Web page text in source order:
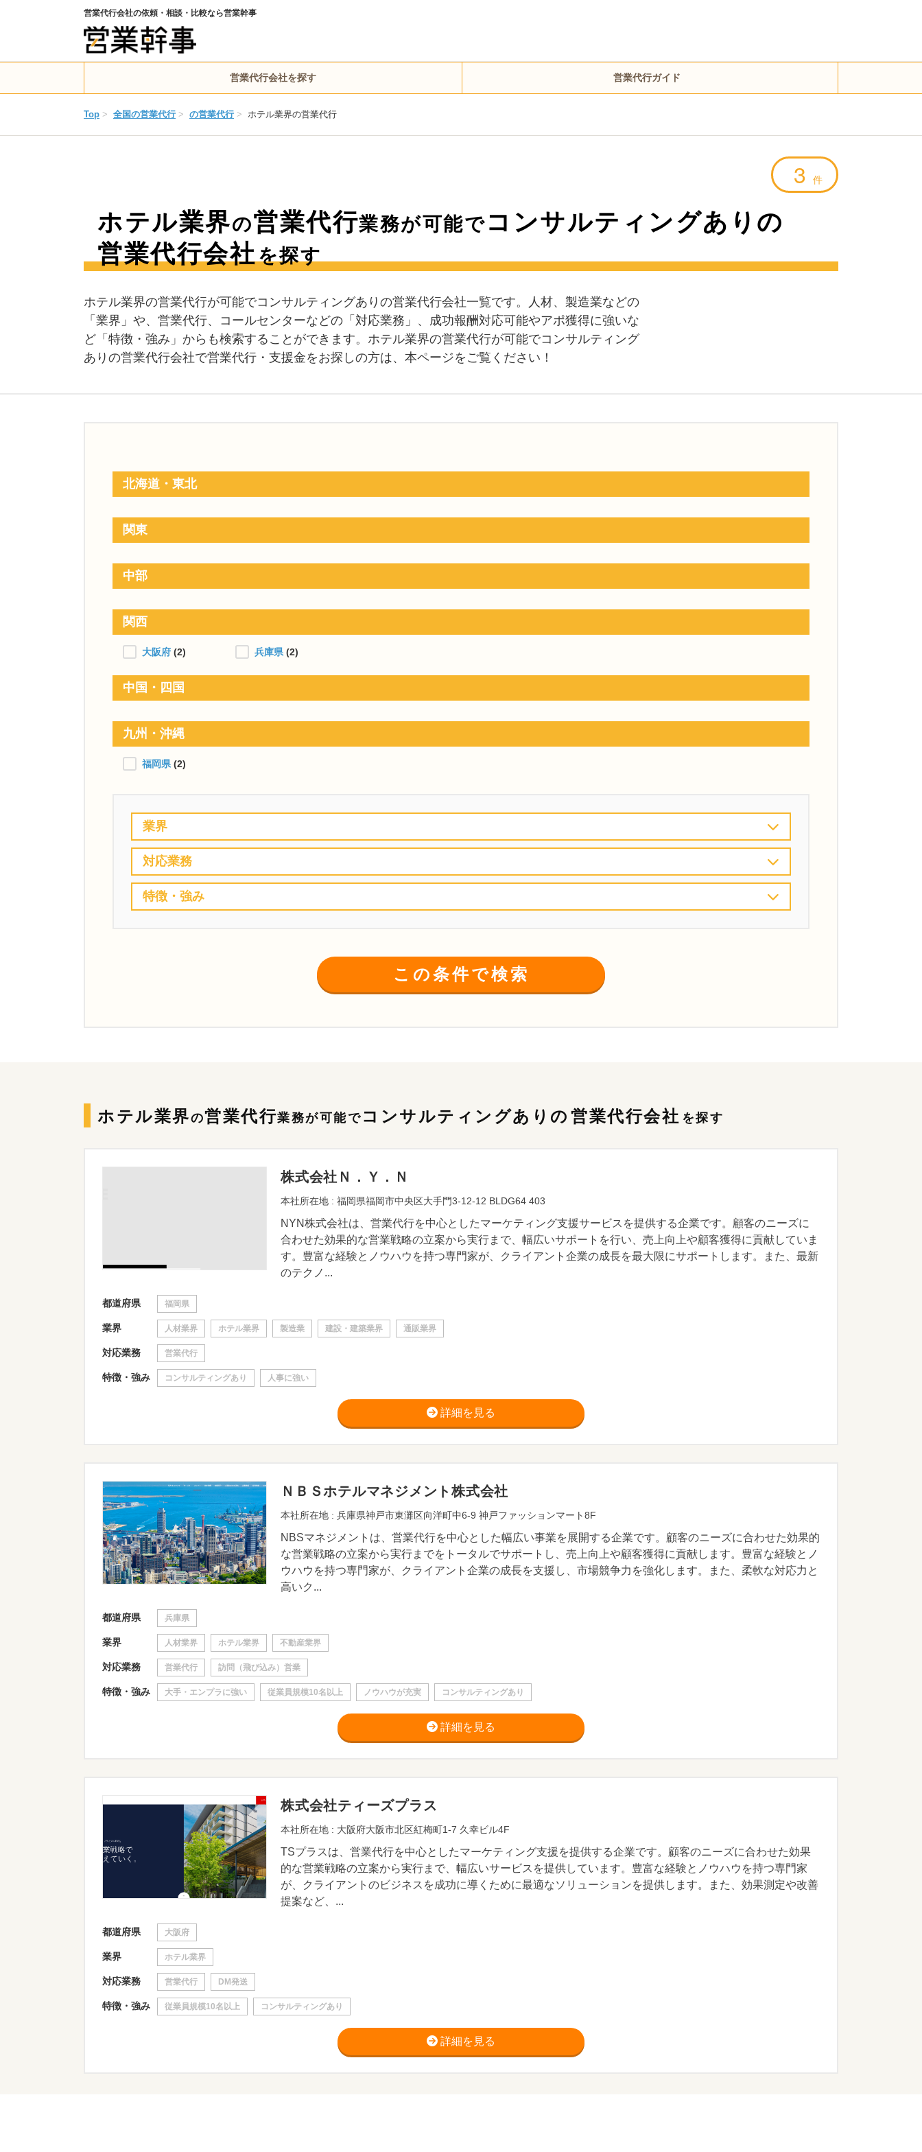
営業代行会社の依頼・相談・比較なら営業幹事
営業代行会社を探す 営業代行ガイド
Top > 全国の営業代行 > の営業代行 > ホテル業界の営業代行
3 件
ホテル業界の営業代行業務が可能でコンサルティングありの
営業代行会社 を探す
ホテル業界の営業代行が可能でコンサルティングありの営業代行会社一覧です。人材、製造業などの
「業界」や、営業代行、コールセンターなどの「対応業務」、成功報酬対応可能やアポ獲得に強いな
ど「特徴・強み」からも検索することができます。ホテル業界の営業代行が可能でコンサルティング
ありの営業代行会社で営業代行・支援金をお探しの方は、本ページをご覧ください！
北海道・東北
関東
中部
関西
大阪府 (2) 兵庫県 (2)
中国・四国
九州・沖縄
福岡県 (2)
業界
対応業務
特徴・強み
この条件で検索
ホテル業界の営業代行業務が可能で コンサルティングありの 営業代行会社 を探す
株式会社Ｎ．Ｙ．Ｎ
本社所在地 : 福岡県福岡市中央区大手門3-12-12 BLDG64 403
NYN株式会社は、営業代行を中心としたマーケティング支援サービスを提供する企業です。顧客のニーズに
合わせた効果的な営業戦略の立案から実行まで、幅広いサポートを行い、売上向上や顧客獲得に貢献していま
す。豊富な経験とノウハウを持つ専門家が、クライアント企業の成長を最大限にサポートします。また、最新
のテクノ...
都道府県 福岡県
業界 人材業界 ホテル業界 製造業 建設・建築業界 通販業界
対応業務 営業代行
特徴・強み コンサルティングあり 人事に強い
詳細を見る
ＮＢＳホテルマネジメント株式会社
本社所在地 : 兵庫県神戸市東灘区向洋町中6-9 神戸ファッションマート8F
NBSマネジメントは、営業代行を中心とした幅広い事業を展開する企業です。顧客のニーズに合わせた効果的
な営業戦略の立案から実行までをトータルでサポートし、売上向上や顧客獲得に貢献します。豊富な経験とノ
ウハウを持つ専門家が、クライアント企業の成長を支援し、市場競争力を強化します。また、柔軟な対応力と
高いク...
都道府県 兵庫県
業界 人材業界 ホテル業界 不動産業界
対応業務 営業代行 訪問（飛び込み）営業
特徴・強み 大手・エンプラに強い 従業員規模10名以上 ノウハウが充実 コンサルティングあり
詳細を見る
株式会社ティーズプラス
本社所在地 : 大阪府大阪市北区紅梅町1-7 久幸ビル4F
TSプラスは、営業代行を中心としたマーケティング支援を提供する企業です。顧客のニーズに合わせた効果
的な営業戦略の立案から実行まで、幅広いサービスを提供しています。豊富な経験とノウハウを持つ専門家
が、クライアントのビジネスを成功に導くために最適なソリューションを提供します。また、効果測定や改善
提案など、...
都道府県 大阪府
業界 ホテル業界
対応業務 営業代行 DM発送
特徴・強み 従業員規模10名以上 コンサルティングあり
詳細を見る